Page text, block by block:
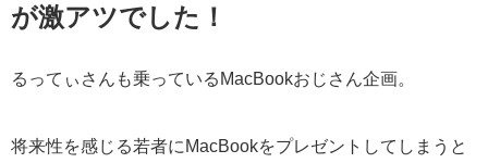
が激アツでした！
るってぃさんも乗っているMacBookおじさん企画。
将来性を感じる若者にMacBookをプレゼントしてしまうと